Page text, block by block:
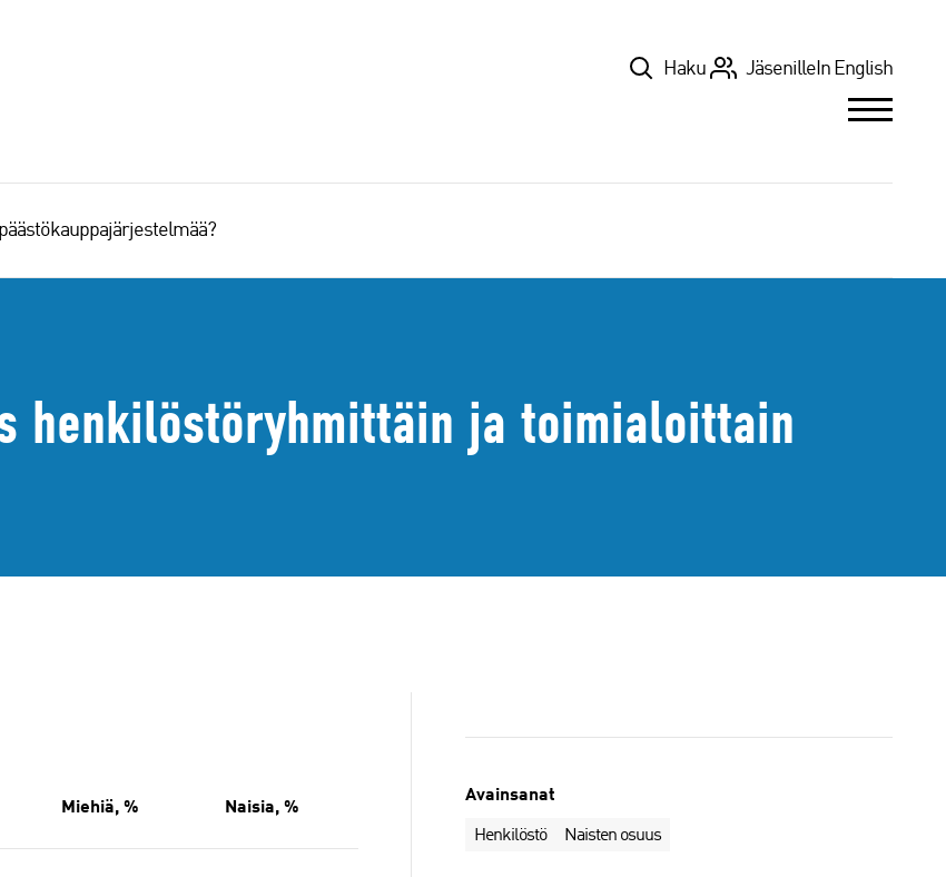
TopHaku Jäsenille In English
henkilöstöryhmittäin ja toimialoittain
Miehiä, % Naisia, %
Avainsanat
Henkilöstö Naisten osuus